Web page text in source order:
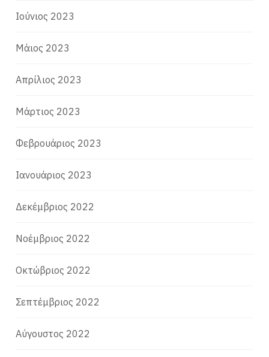
Ιούνιος 2023
Μάιος 2023
Απρίλιος 2023
Μάρτιος 2023
Φεβρουάριος 2023
Ιανουάριος 2023
Δεκέμβριος 2022
Νοέμβριος 2022
Οκτώβριος 2022
Σεπτέμβριος 2022
Αύγουστος 2022